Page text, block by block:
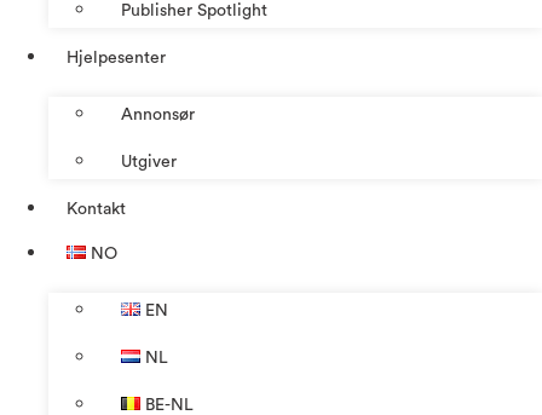
Publisher Spotlight
Hjelpesenter
Annonsør
Utgiver
Kontakt
NO
EN
NL
BE-NL